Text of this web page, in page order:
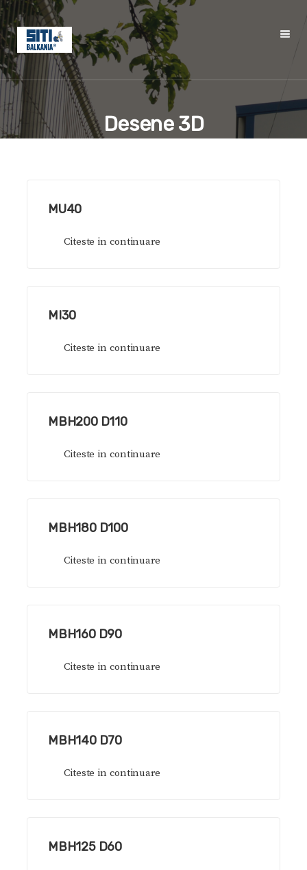
Desene 3D
MU40
Citeste in continuare
MI30
Citeste in continuare
MBH200 D110
Citeste in continuare
MBH180 D100
Citeste in continuare
MBH160 D90
Citeste in continuare
MBH140 D70
Citeste in continuare
MBH125 D60